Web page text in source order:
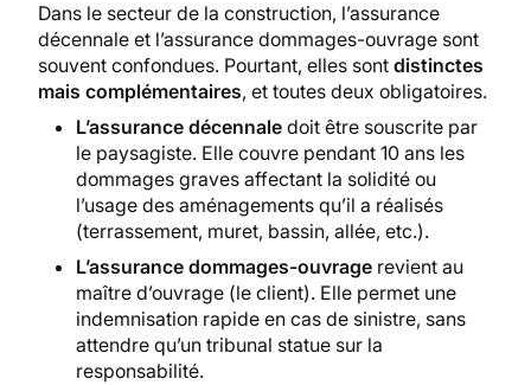
Dans le secteur de la construction, l’assurance
décennale et l’assurance dommages-ouvrage sont
souvent confondues. Pourtant, elles sont distinctes
mais complémentaires, et toutes deux obligatoires.
L’assurance décennale doit être souscrite par
le paysagiste. Elle couvre pendant 10 ans les
dommages graves affectant la solidité ou
l’usage des aménagements qu’il a réalisés
(terrassement, muret, bassin, allée, etc.).
L’assurance dommages-ouvrage revient au
maître d’ouvrage (le client). Elle permet une
indemnisation rapide en cas de sinistre, sans
attendre qu’un tribunal statue sur la
responsabilité.